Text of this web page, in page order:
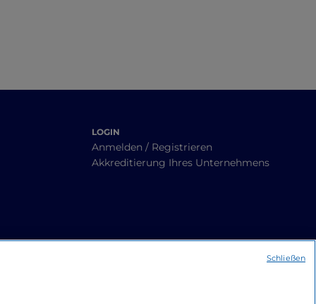
LOGIN
Anmelden / Registrieren
Akkreditierung Ihres Unternehmens
Schließen